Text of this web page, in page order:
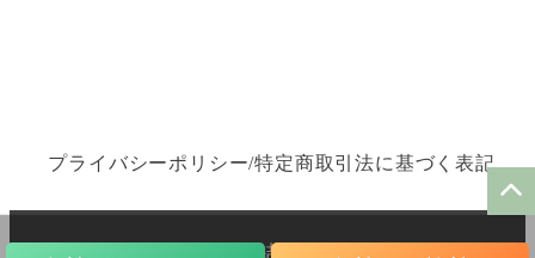
プライバシーポリシー/特定商取引法に基づく表記
Copyright © 2025 縁結びサロン ゆるり All